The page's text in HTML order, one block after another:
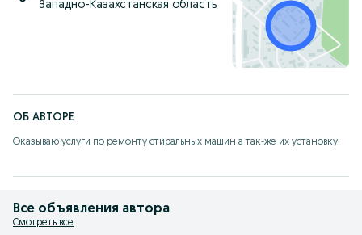
Западно-Казахстанская область
ОБ АВТОРЕ
Оказываю услуги по ремонту стиральных машин а так-же их установку
Все объявления автора
Смотреть все